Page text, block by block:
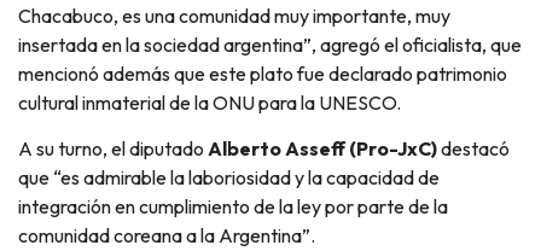
Chacabuco, es una comunidad muy importante, muy
insertada en la sociedad argentina”, agregó el oficialista, que
mencionó además que este plato fue declarado patrimonio
cultural inmaterial de la ONU para la UNESCO.
A su turno, el diputado Alberto Asseff (Pro-JxC)destacó
que “es admirable la laboriosidad y la capacidad de
integración en cumplimiento de la ley por parte de la
comunidad coreana a la Argentina”.